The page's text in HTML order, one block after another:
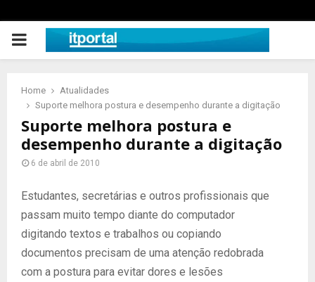
PRIMARY
Home
Atualidades
Suporte melhora postura e desempenho durante a digitação
Suporte melhora postura e
desempenho durante a digitação
6 de abril de 2010
Estudantes, secretárias e outros profissionais que
passam muito tempo diante do computador
digitando textos e trabalhos ou copiando
documentos precisam de uma atenção redobrada
com a postura para evitar dores e lesões